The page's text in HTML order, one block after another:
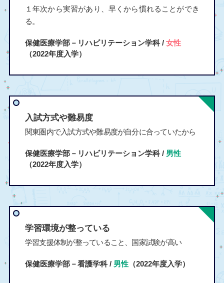
１年次から実習があり、早くから慣れることができ
る。
保健医療学部－リハビリテーション学科 / 女性
（2022年度入学）
入試方式や難易度
関東圏内で入試方式や難易度が自分に合っていたから
保健医療学部－リハビリテーション学科 / 男性
（2022年度入学）
学習環境が整っている
学習支援体制が整っていること、国家試験が高い
保健医療学部－看護学科 / 男性（2022年度入学）